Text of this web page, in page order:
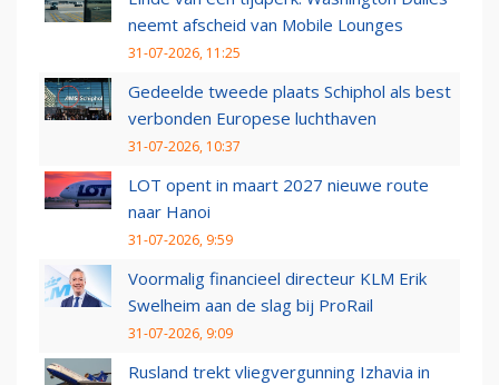
neemt afscheid van Mobile Lounges
31-07-2026, 11:25
Gedeelde tweede plaats Schiphol als best
verbonden Europese luchthaven
31-07-2026, 10:37
LOT opent in maart 2027 nieuwe route
naar Hanoi
31-07-2026, 9:59
Voormalig financieel directeur KLM Erik
Swelheim aan de slag bij ProRail
31-07-2026, 9:09
Rusland trekt vliegvergunning Izhavia in